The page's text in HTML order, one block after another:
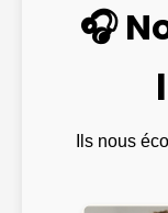
🎧
Ils nous